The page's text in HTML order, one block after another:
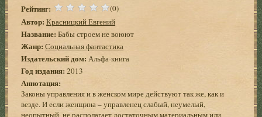
Рейтинг: (0)
Автор: Красницкий Евгений
Название: Бабы строем не воюют
Жанр: Социальная фантастика
Издательский дом: Альфа-книга
Год издания:2013
Аннотация:
Законы управления и в женском мире действуют так же, как и
везде. И если женщина – управленец слабый, неумелый,
неопытный, не располагает достаточным материальным или